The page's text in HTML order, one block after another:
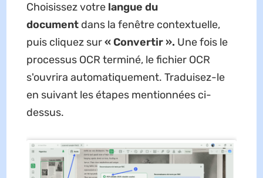
Choisissez votre langue du
documentdans la fenêtre contextuelle,
puis cliquez sur« Convertir ». Une fois le
processus OCR terminé, le fichier OCR
s'ouvrira automatiquement. Traduisez-le
en suivant les étapes mentionnées ci-
dessus.